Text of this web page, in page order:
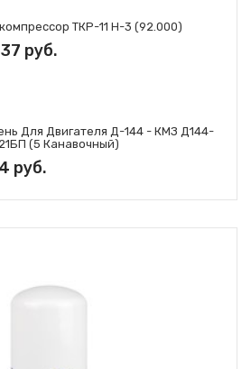
ТКР-11 Н-3 (92.000)
руб.
Для Двигателя Д-144 - КМЗ Д144-
(5 Канавочный)
руб.